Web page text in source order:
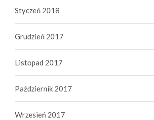
Styczeń 2018
Grudzień 2017
Listopad 2017
Październik 2017
Wrzesień 2017